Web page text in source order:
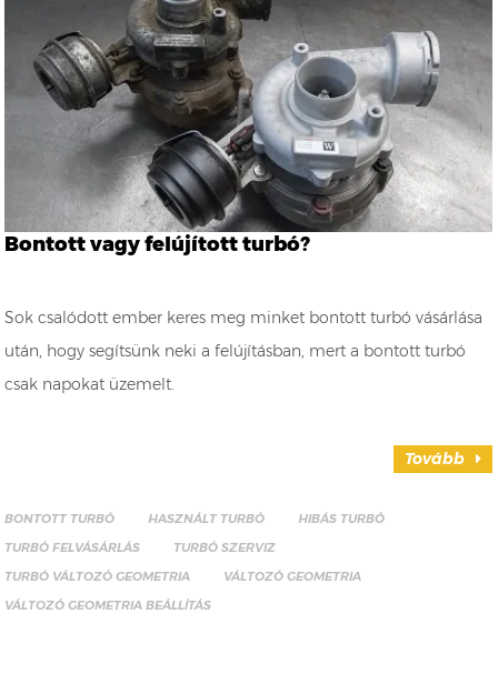
Bontott vagy felújított turbó?
Sok csalódott ember keres meg minket bontott turbó vásárlása
után, hogy segítsünk neki a felújításban, mert a bontott turbó
csak napokat üzemelt.
Tovább
BONTOTT TURBÓ HASZNÁLT TURBÓ
HIBÁS TURBÓ
TURBÓ FELVÁSÁRLÁS
TURBÓ SZERVIZ
TURBÓ VÁLTOZÓ GEOMETRIA
VÁLTOZÓ GEOMETRIA
VÁLTOZÓ GEOMETRIA BEÁLLÍTÁS